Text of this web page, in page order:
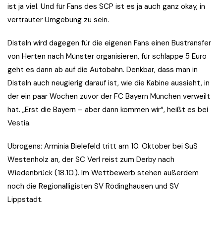
ist ja viel. Und für Fans des SCP ist es ja auch ganz okay, in
vertrauter Umgebung zu sein.
Disteln wird dagegen für die eigenen Fans einen Bustransfer
von Herten nach Münster organisieren, für schlappe 5 Euro
geht es dann ab auf die Autobahn. Denkbar, dass man in
Disteln auch neugierig darauf ist, wie die Kabine aussieht, in
der ein paar Wochen zuvor der FC Bayern München verweilt
hat. „Erst die Bayern – aber dann kommen wir“, heißt es bei
Vestia.
Übrogens: Arminia Bielefeld tritt am 10. Oktober bei SuS
Westenholz an, der SC Verl reist zum Derby nach
Wiedenbrück (18.10.). Im Wettbewerb stehen außerdem
noch die Regionalligisten SV Rödinghausen und SV
Lippstadt.